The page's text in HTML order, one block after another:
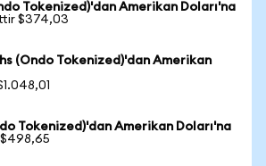
Tokenized)'dan Amerikan Doları'na
$374,03
(Ondo Tokenized)'dan Amerikan
Tokenized)'dan Amerikan Doları'na